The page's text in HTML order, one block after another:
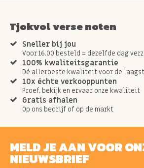
Tjokvol verse noten
Sneller bij jou
Voor 16.00 besteld = dezelfde dag
100% kwaliteitsgarantie
Dé allerbeste kwaliteit voor de
10x échte verkooppunten
Proef, bekijk en ervaar onze kwaliteit
Gratis afhalen
Op ons bedrijf of op de markt
MELD JE AAN VOOR
NIEUWSBRIEF